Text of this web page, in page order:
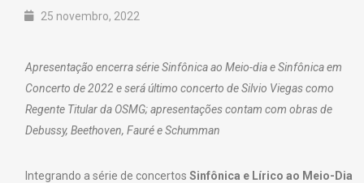
25 novembro, 2022
Apresentação encerra série Sinfônica ao Meio-dia e Sinfônica em
Concerto de 2022 e será último concerto de Silvio Viegas como
Regente Titular da OSMG; apresentações contam com obras de
Debussy, Beethoven, Fauré e Schumman
Integrando a série de concertos Sinfônica e Lírico ao Meio-Dia